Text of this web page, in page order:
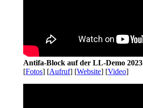
Antifa-Block auf der LL-Demo 2023
[Fotos] [Aufruf] [Website] [Video]